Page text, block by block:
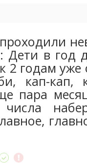
Дети в год
2 годам уже
кап-кап,
пара